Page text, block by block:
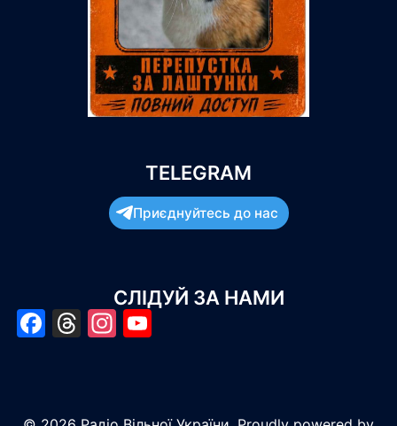
TELEGRAM
Приєднуйтесь до нас
СЛІДУЙ ЗА НАМИ
Facebook
Threads
Instagram